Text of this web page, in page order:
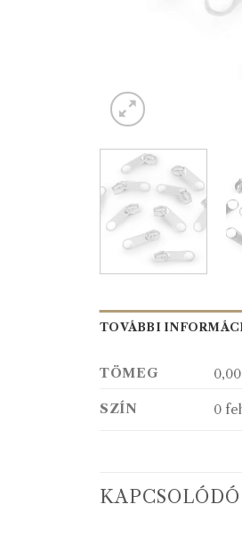
TOVÁBBI
TÖMEG
SZÍN 0